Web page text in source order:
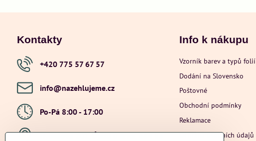
Kontakty
+420 775 57 67 57
info​@nazehlujeme​.cz
Po-Pá 8:00 - 17:00
Hybešova 201, Újezd u Brna, 664 53
Info k nákupu
Vzorník barev a typů folií
Dodání na Slovensko
Poštovné
Obchodní podmínky
Reklamace
Ochrana osobních údajů